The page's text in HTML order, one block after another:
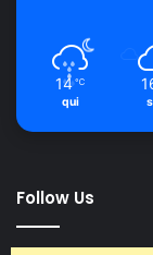
14 ℃
qui
Follow Us